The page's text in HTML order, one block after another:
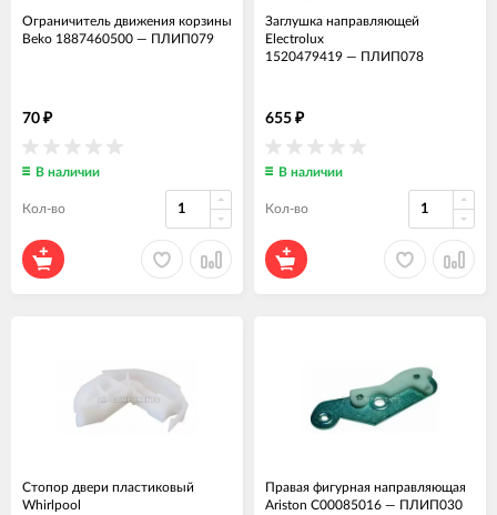
Ограничитель движения корзины
Beko 1887460500 — ПЛИП079
70 ₽
В наличии
Кол-во
Заглушка направляющей
Electrolux
1520479419 — ПЛИП078
655 ₽
В наличии
Кол-во
Стопор двери пластиковый
Whirlpool
Правая фигурная направляющая
Ariston C00085016 — ПЛИП030